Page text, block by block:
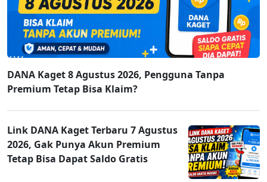
DANA Kaget 8 Agustus 2026, Pengguna Tanpa
Premium Tetap Bisa Klaim?
Link DANA Kaget Terbaru 7 Agustus
2026, Gak Punya Akun Premium
Tetap Bisa Dapat Saldo Gratis